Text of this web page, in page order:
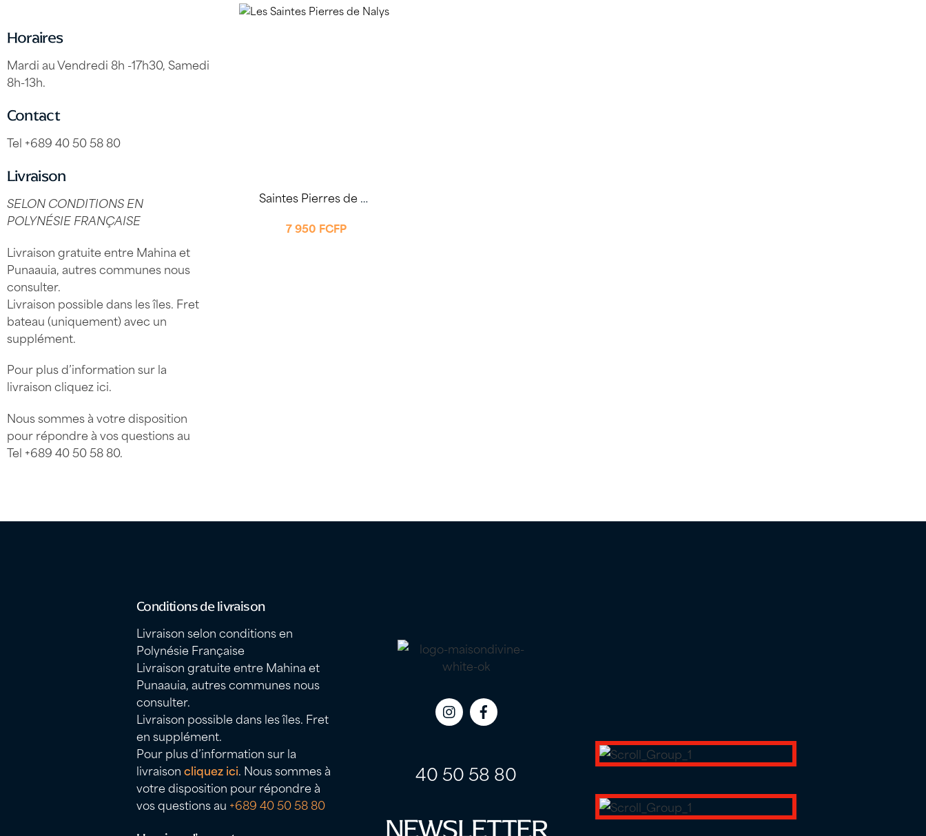
Horaires
Mardi au Vendredi 8h -17h30, Samedi
8h-13h.
Contact
Tel +689 40 50 58 80
Livraison
SELON CONDITIONS EN
POLYNÉSIE FRANÇAISE
Livraison gratuite entre Mahina et
Punaauia, autres communes nous
consulter.
Livraison possible dans les îles. Fret
bateau (uniquement) avec un
supplément.
Pour plus d’information sur la
livraisoncliquez ici.
Nous sommes à votre disposition
pour répondre à vos questions au
Tel +689 40 50 58 80.
Saintes Pierres de Nalys 2021 75cl – Château de Nalys
7 950 FCFP
Conditions de livraison
Livraison selon conditions en
Polynésie Française
Livraison gratuite entre Mahina et
Punaauia, autres communes nous
consulter.
Livraison possible dans les îles. Fret
en supplément.
Pour plus d’information sur la
livraisoncliquez ici. Nous sommes à
votre disposition pour répondre à
vos questions au +689 40 50 58 80
Icon
Icon
40 50 58 80
NEWSLETTER